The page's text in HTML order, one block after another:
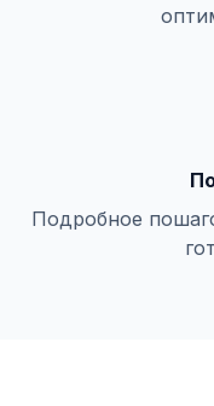
Подробное